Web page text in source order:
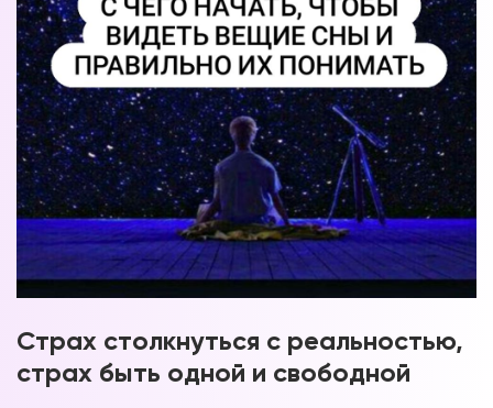
Страх столкнуться с реальностью,
страх быть одной и свободной